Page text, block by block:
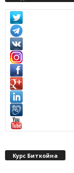
Курс Биткойна